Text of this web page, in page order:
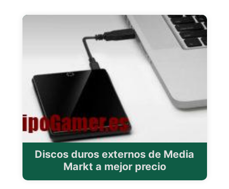
Discos duros externos de Media
Markt a mejor precio